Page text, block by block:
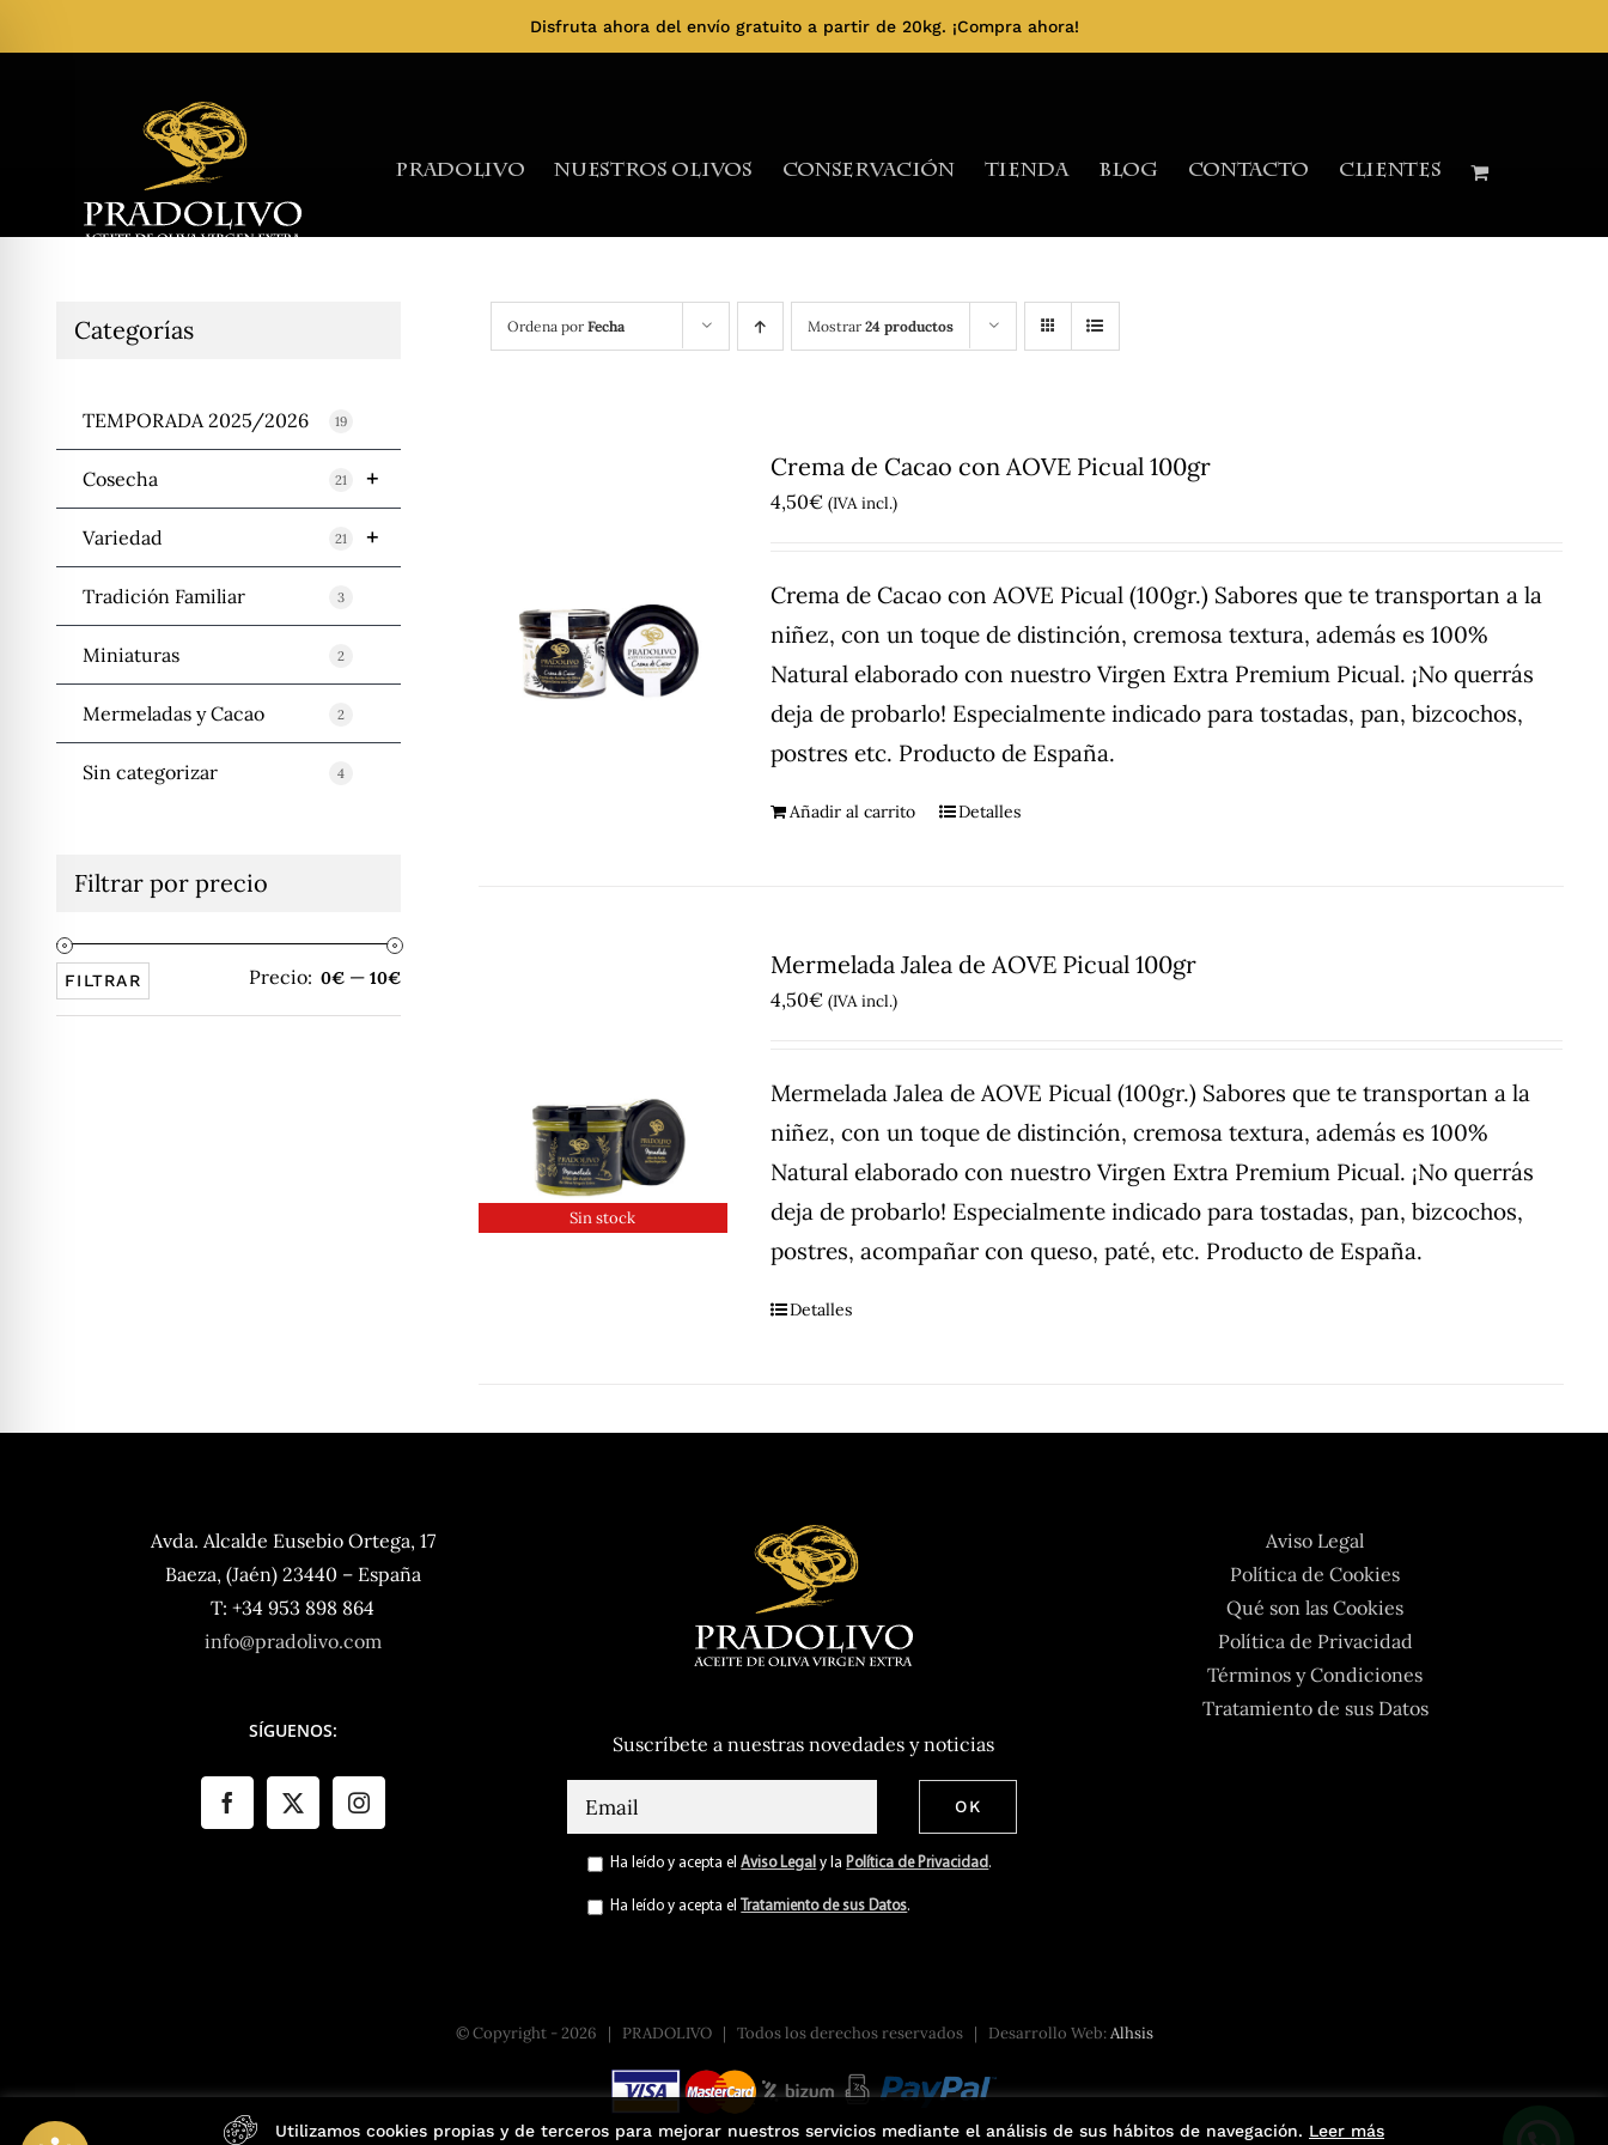
Disfruta ahora del envío gratuito a partir de 20kg. ¡Compra ahora!
Pradolivo Nuestros Olivos Conservación Tienda Blog Contacto Clientes
Ordena por Fecha Mostrar 24 productos
Crema de Cacao con AOVE Picual 100gr
4,50€ (IVA incl.)
Crema de Cacao con AOVE Picual (100gr.) Sabores que te transportan a la
niñez, con un toque de distinción, cremosa textura, además es 100%
Natural elaborado con nuestro Virgen Extra Premium Picual. ¡No querrás
deja de probarlo! Especialmente indicado para tostadas, pan, bizcochos,
postres etc. Producto de España.
Añadir al carrito Detalles
Sin stock
Mermelada Jalea de AOVE Picual 100gr
4,50€ (IVA incl.)
Mermelada Jalea de AOVE Picual (100gr.) Sabores que te transportan a la
niñez, con un toque de distinción, cremosa textura, además es 100%
Natural elaborado con nuestro Virgen Extra Premium Picual. ¡No querrás
deja de probarlo! Especialmente indicado para tostadas, pan, bizcochos,
postres, acompañar con queso, paté, etc. Producto de España.
Detalles
Categorías
TEMPORADA 2025/2026 19
+
Cosecha 21
+
Variedad 21
Tradición Familiar 3
Miniaturas 2
Mermeladas y Cacao 2
Sin categorizar 4
Filtrar por precio
Precio
mínimo
Precio
máximo
FILTRAR Precio: 0€— 10€
Avda. Alcalde Eusebio Ortega, 17
Baeza, (Jaén) 23440 – España
T: +34 953 898 864
info@pradolivo.com
SÍGUENOS:
Suscríbete a nuestras novedades y noticias
Ha leído y acepta elAviso Legal y la Política de Privacidad .
Ha leído y acepta el Tratamiento de sus Datos.
Aviso Legal
Política de Cookies
Qué son las Cookies
Política de Privacidad
Términos y Condiciones
Tratamiento de sus Datos
© Copyright -2026 | PRADOLIVO | Todos los derechos reservados | Desarrollo Web:Alhsis
Utilizamos cookies propias y de terceros para mejorar nuestros servicios mediante el análisis de sus hábitos de navegación. Leer más